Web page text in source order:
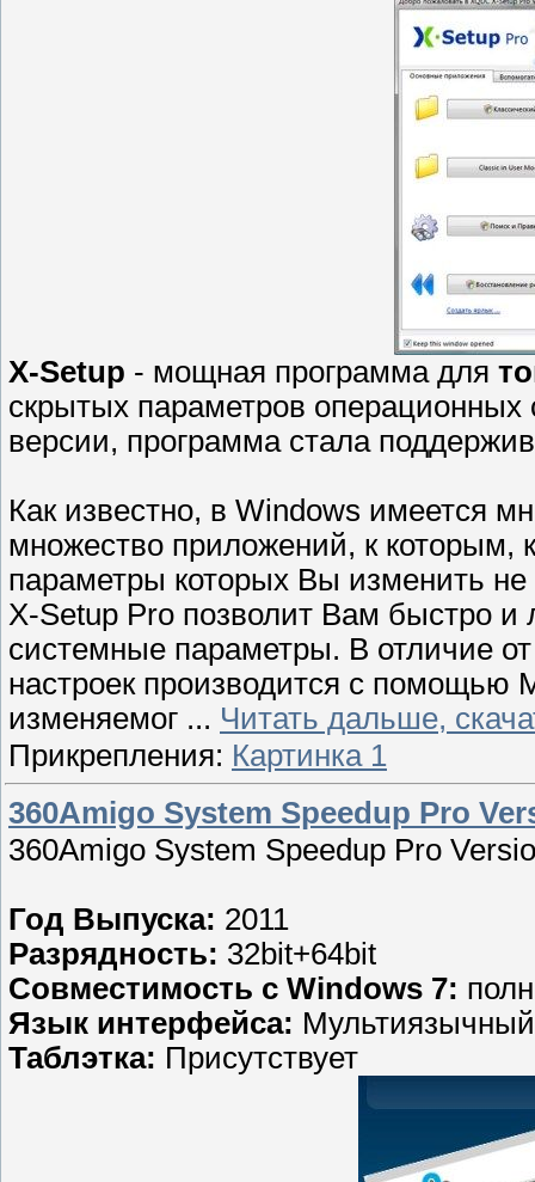
X-Setup - мощная программа для
скрытых параметров операционных
версии, программа стала
Как известно, в Windows имеется
множество приложений, к которым,
параметры которых Вы изменить
X-Setup Pro позволит Вам быстро и
системные параметры. В отличие
настроек производится с помощью
изменяемог ... Читать дальше,
Прикрепления: Картинка 1
360Amigo System Speedup Pro
360Amigo System Speedup Pro
Год Выпуска: 2011
Разрядность: 32bit+64bit
Совместимость с Windows 7:
Язык интерфейса: Мультиязычный
Таблэтка: Присутствует